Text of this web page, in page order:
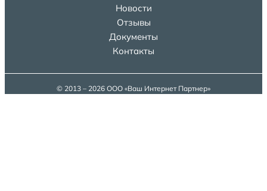
Новости
Отзывы
Документы
Контакты
© 2013 – 2026 ООО «Ваш Интернет Партнер»